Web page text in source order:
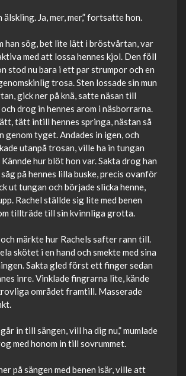
älskling. Ja, mer, mer,” fortsatte hon.
han sög, bet lite lätt i bröstvårtan, var
med att lossa hennes kjol. Den föll
stod nu bara i ett par strumpor och en
trosa. Sten lossade sin mun
gick ner på knä, satte näsan till
drog in hennes arom i näsborrarna.
tätt intill hennes springa, nästan så
genom tyget. Andades in igen, och
utanpå trosan, ville ha in tungan
hur blöt hon var. Sakta drog han
på hennes lilla buske, precis ovanför
ut tungan och började slicka henne,
Rachel ställde sig lite med benen
tillträde till sin kvinnliga grotta.
märkte hur Rachels safter rann till.
skötet i en hand och smekte med sina
Sakta gled först ett finger sedan
inre. Vinklade fingrarna lite, kände
området framtill. Masserade
in till sängen, vill ha dig nu,” mumlade
med honom in till sovrummet.
på sängen med benen isär, ville att